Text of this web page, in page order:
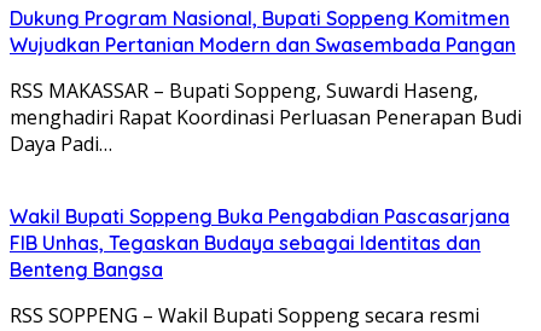
Dukung Program Nasional, Bupati Soppeng Komitmen
Wujudkan Pertanian Modern dan Swasembada Pangan
RSS MAKASSAR – Bupati Soppeng, Suwardi Haseng,
menghadiri Rapat Koordinasi Perluasan Penerapan Budi
Daya Padi…
Wakil Bupati Soppeng Buka Pengabdian Pascasarjana
FIB Unhas, Tegaskan Budaya sebagai Identitas dan
Benteng Bangsa
RSS SOPPENG – Wakil Bupati Soppeng secara resmi